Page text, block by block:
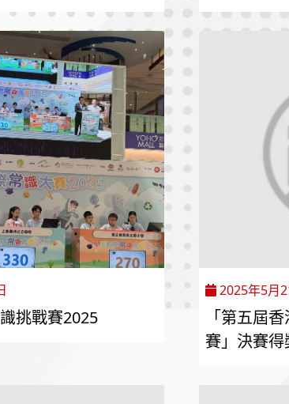
挑戰賽2025
2025年5月
「第五屆
賽」決賽得